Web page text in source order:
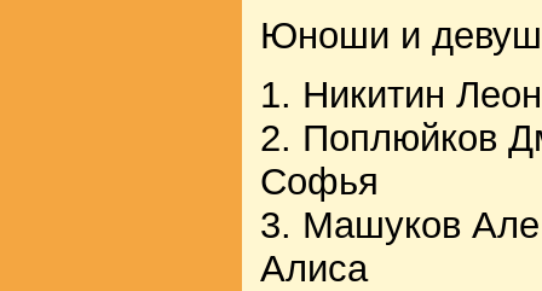
Юноши и
1. Никитин
2. Поплюйков
Софья
3. Машуков
Алиса